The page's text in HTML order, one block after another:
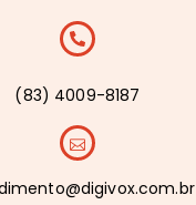
(83) 4009-8187